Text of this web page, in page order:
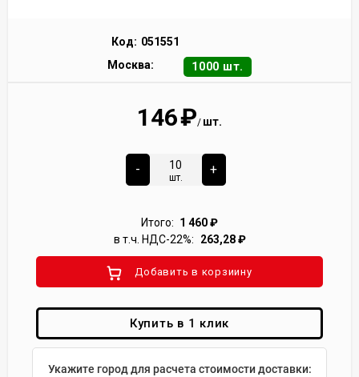
Код: 051551
Москва:
1000 шт.
146₽/ шт.
-
шт.
+
Итого: 1 460₽
в т.ч. НДС-22%:
263,28₽
Добавить в корзиину
Купить в 1 клик
Укажите город для расчета стоимости доставки: